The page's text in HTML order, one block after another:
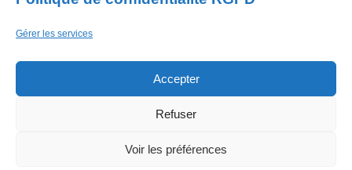
Gérer les services
Accepter
Refuser
Voir les préférences
03
M
Restaurant scolaire, 5 rue des Champs